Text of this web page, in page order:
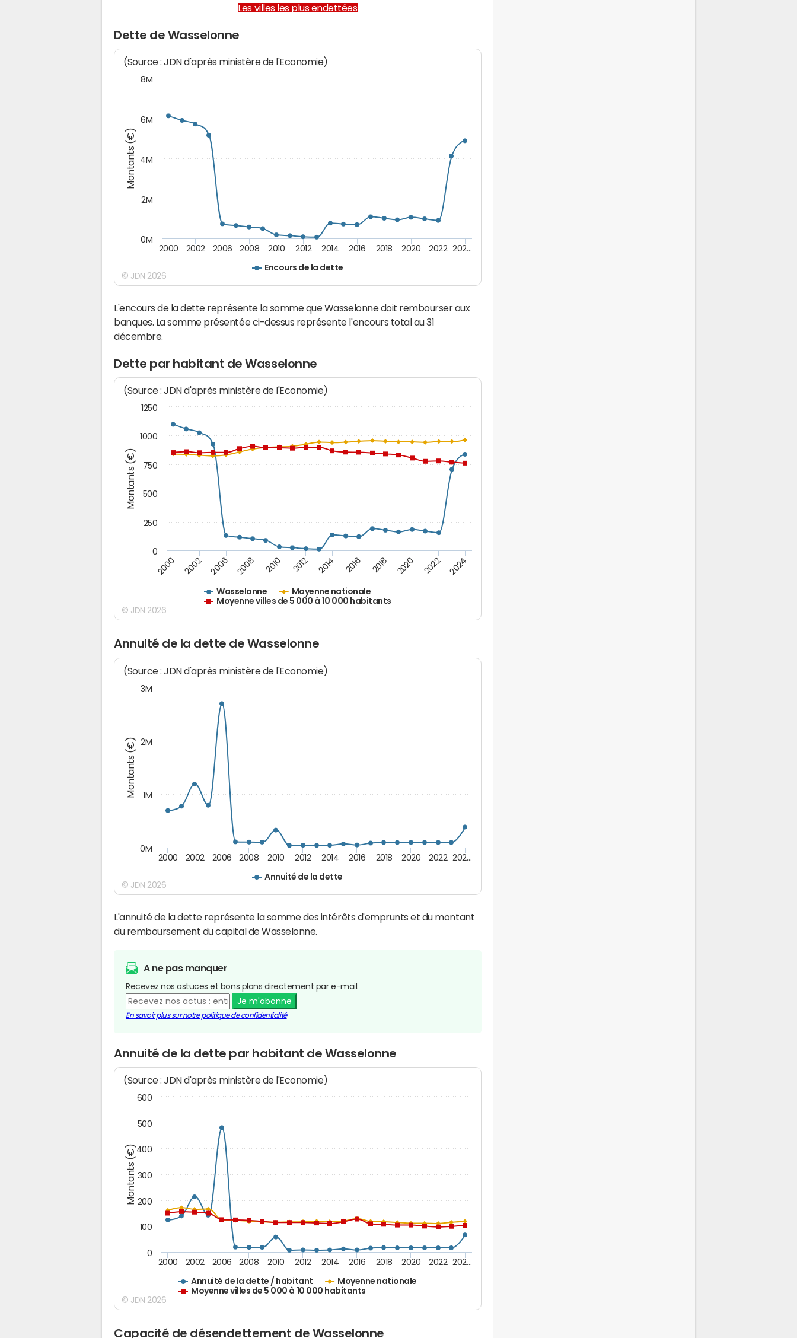
Les villes les plus endettées
Dette de Wasselonne
Montants (€)
(Source : JDN d'après ministère de l'Economie)
Encours de la dette
2000 2002 2006 2008 2010 2012 2014 2016 2018 2020 2022 202…
0M
2M
4M
6M
8M
© JDN 2026
L'encours de la dette représente la somme que Wasselonne doit rembourser aux
banques. La somme présentée ci-dessus représente l'encours total au 31
décembre.
Dette par habitant de Wasselonne
Montants (€)
(Source : JDN d'après ministère de l'Economie)
Wasselonne
Moyenne nationale
Moyenne villes de 5 000 à 10 000 habitants
2000 2002 2006 2008 2010 2012 2014 2016 2018 2020 2022 2024
0
250
500
750
1000
1250
© JDN 2026
Annuité de la dette de Wasselonne
Montants (€)
(Source : JDN d'après ministère de l'Economie)
Annuité de la dette
2000 2002 2006 2008 2010 2012 2014 2016 2018 2020 2022 202…
0M
1M
2M
3M
© JDN 2026
L'annuité de la dette représente la somme des intérêts d'emprunts et du montant
du remboursement du capital de Wasselonne.
A ne pas manquer
Recevez nos astuces et bons plans directement par e-mail.
Je m'abonne
En savoir plus sur notre politique de confidentialité
Annuité de la dette par habitant de Wasselonne
Montants (€)
(Source : JDN d'après ministère de l'Economie)
Annuité de la dette / habitant
Moyenne nationale
Moyenne villes de 5 000 à 10 000 habitants
2000 2002 2006 2008 2010 2012 2014 2016 2018 2020 2022 202…
0
100
200
300
400
500
600
© JDN 2026
Capacité de désendettement de Wasselonne